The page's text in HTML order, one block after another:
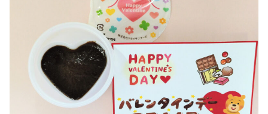
お知らせ
病院ご紹介
病院ご紹介top